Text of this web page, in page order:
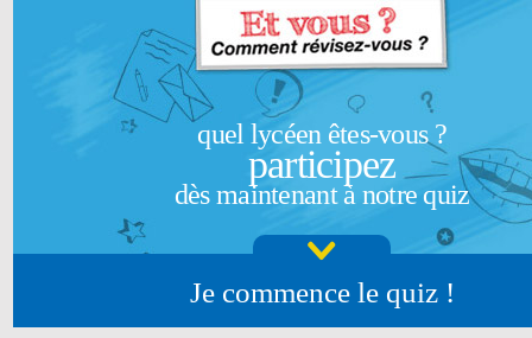
quel lycéen êtes-vous ?
participez
dès maintenant à notre quiz
Je commence le quiz !